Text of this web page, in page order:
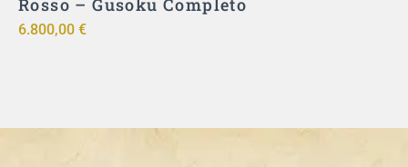
Rosso – Gusoku Completo
6.800,00 €